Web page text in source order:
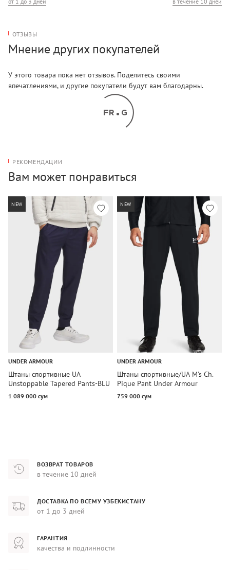
ОТЗЫВЫ
Мнение других покупателей
У этого товара пока нет отзывов. Поделитесь своими
впечатлениями, и другие покупатели будут вам благодарны.
РЕКОМЕНДАЦИИ
Вам может понравиться
NEW
UNDER ARMOUR
Штаны спортивные UA
Unstoppable Tapered Pants-BLU
Under Armour
1 089 000 сум
NEW
UNDER ARMOUR
Штаны спортивные/UA M's Ch.
Pique Pant Under Armour
759 000 сум
ВОЗВРАТ ТОВАРОВ
в течение 10 дней
ДОСТАВКА ПО ВСЕМУ УЗБЕКИСТАНУ
от 1 до 3 дней
ГАРАНТИЯ
качества и подлинности